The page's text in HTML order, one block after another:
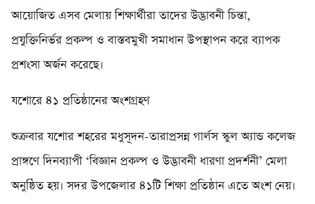
আয়োজিত এসব মেলায় শিক্ষার্থীরা তাদের উদ্ভাবনী চিন্তা,
প্রযুক্তিনির্ভর প্রকল্প ও বাস্তবমুখী সমাধান উপস্থাপন করে ব্যাপক
প্রশংসা অর্জন করেছে।
যশোরে ৪১ প্রতিষ্ঠানের অংশগ্রহণ
শুক্রবার যশোর শহরের মধুসূদন-তারাপ্রসন্ন গার্লস স্কুল অ্যান্ড কলেজ
প্রাঙ্গণে দিনব্যাপী ‘বিজ্ঞান প্রকল্প ও উদ্ভাবনী ধারণা প্রদর্শনী’ মেলা
অনুষ্ঠিত হয়। সদর উপজেলার ৪১টি শিক্ষা প্রতিষ্ঠান এতে অংশ নেয়।